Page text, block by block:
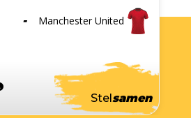
- Manchester United
Stelsamen